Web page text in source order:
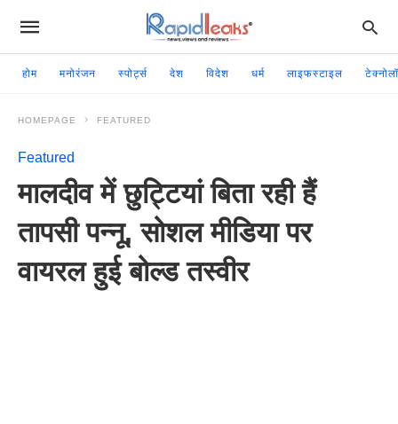
होम मनोरंजन स्पोर्ट्स देश विदेश धर्म लाइफस्टाइल
HOMEPAGE FEATURED
Featured
मालदीव में छुट्टियां बिता रही हैं
तापसी पन्नू, सोशल मीडिया पर
वायरल हुई बोल्ड तस्वीर